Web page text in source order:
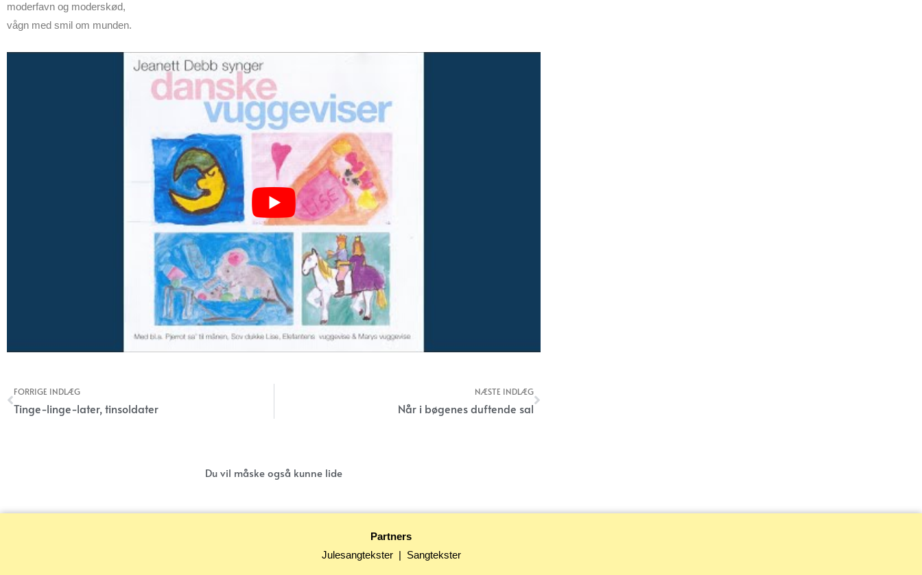
moderfavn og moderskød,
vågn med smil om munden.
Tidligere
FORRIGE INDLÆG
Tinge-linge-later, tinsoldater
NÆSTE INDLÆG
Når i bøgenes duftende sal
Næste
Du vil måske også kunne lide
Partners
Julesangtekster| Sangtekster